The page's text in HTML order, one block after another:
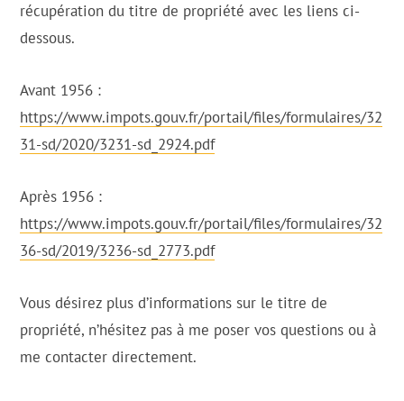
récupération du titre de propriété avec les liens ci-
dessous.
Avant 1956 :
https://www.impots.gouv.fr/portail/files/formulaires/32
31-sd/2020/3231-sd_2924.pdf
Après 1956 :
https://www.impots.gouv.fr/portail/files/formulaires/32
36-sd/2019/3236-sd_2773.pdf
Vous désirez plus d’informations sur le titre de
propriété, n’hésitez pas à me poser vos questions ou à
me contacter directement.